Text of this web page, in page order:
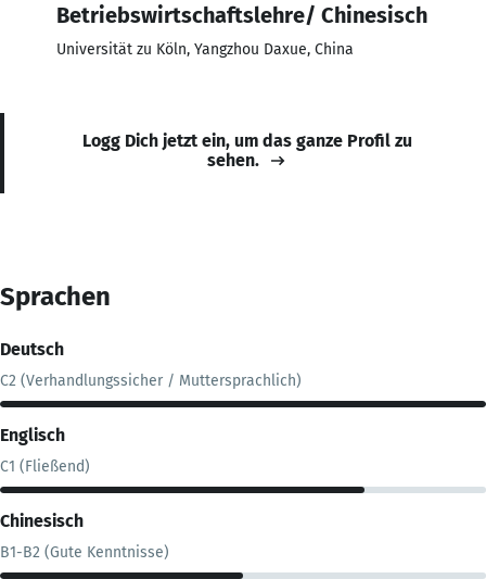
Betriebswirtschaftslehre/ Chinesisch
Universität zu Köln, Yangzhou Daxue, China
Logg Dich jetzt ein, um das ganze Profil zu
sehen.
Sprachen
Deutsch
C2 (Verhandlungssicher / Muttersprachlich)
Englisch
C1 (Fließend)
Chinesisch
B1-B2 (Gute Kenntnisse)